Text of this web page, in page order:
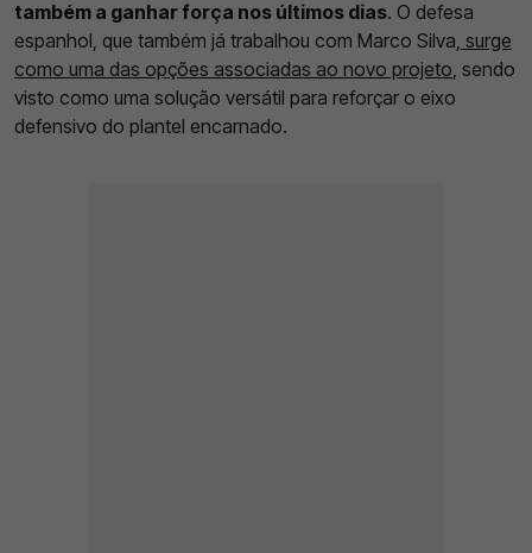
também a ganhar força nos últimos dias. O defesa
espanhol, que também já trabalhou com Marco Silva, surge
como uma das opções associadas ao novo projeto, sendo
visto como uma solução versátil para reforçar o eixo
defensivo do plantel encarnado.